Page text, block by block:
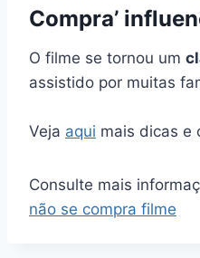
Compra’
O filme se tornou um
assistido por muitas
Veja aqui mais dicas e
Consulte mais
não se compra filme